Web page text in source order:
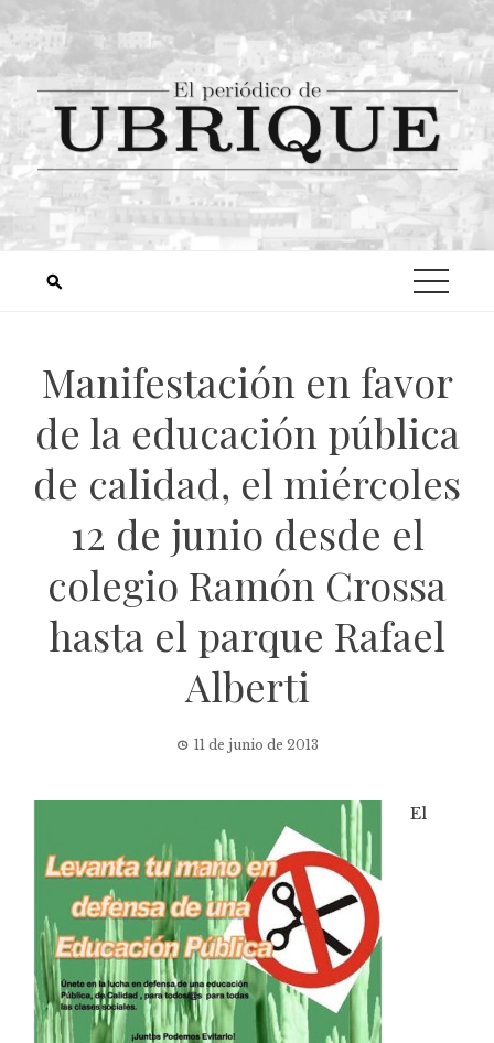
Manifestación en favor
de la educación pública
de calidad, el miércoles
12 de junio desde el
colegio Ramón Crossa
hasta el parque Rafael
Alberti
11 de junio de 2013
El